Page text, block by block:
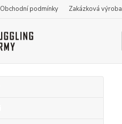
Obchodní podmínky Zakázková výroba